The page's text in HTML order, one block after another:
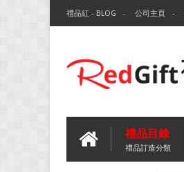
禮品紅 - BLOG 公司主頁
禮品目錄
禮品訂造分類